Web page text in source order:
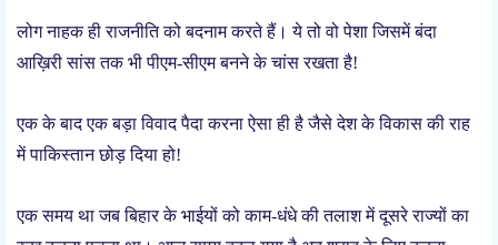
लोग नाहक ही राजनीति को बदनाम करते हैं। ये तो वो पेशा जिसमें बंदा
आख़िरी सांस तक भी पीएम-सीएम बनने के चांस रखता है!
एक के बाद एक बड़ा विवाद पैदा करना ऐसा ही है जैसे देश के विकास की राह
में पाकिस्तान छोड़ दिया हो!
एक समय था जब बिहार के भाईयों को काम-धंधे की तलाश में दूसरे राज्यों का